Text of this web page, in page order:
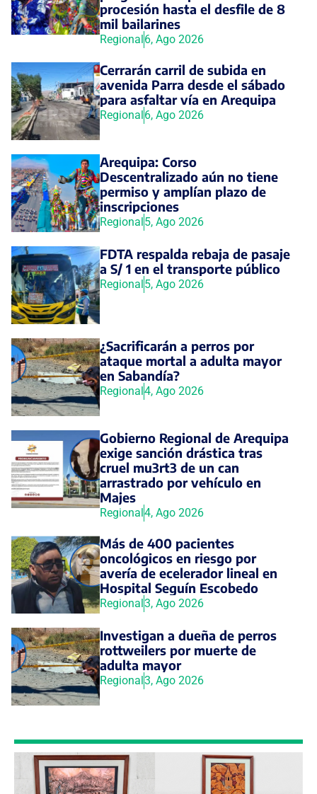
procesión hasta el desfile de 8
mil bailarines
Regional6, Ago 2026
Cerrarán carril de subida en
avenida Parra desde el sábado
para asfaltar vía en Arequipa
Regional6, Ago 2026
Arequipa: Corso
Descentralizado aún no tiene
permiso y amplían plazo de
inscripciones
Regional5, Ago 2026
FDTA respalda rebaja de pasaje
a S/ 1 en el transporte público
Regional5, Ago 2026
¿Sacrificarán a perros por
ataque mortal a adulta mayor
en Sabandía?
Regional4, Ago 2026
Gobierno Regional de Arequipa
exige sanción drástica tras
cruel mu3rt3 de un can
arrastrado por vehículo en
Majes
Regional4, Ago 2026
Más de 400 pacientes
oncológicos en riesgo por
avería de ecelerador lineal en
Hospital Seguín Escobedo
Regional3, Ago 2026
Investigan a dueña de perros
rottweilers por muerte de
adulta mayor
Regional3, Ago 2026